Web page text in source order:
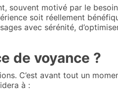
souvent motivé par le
soit réellement
avec sérénité,
de voyance ?
C’est avant tout un
à :